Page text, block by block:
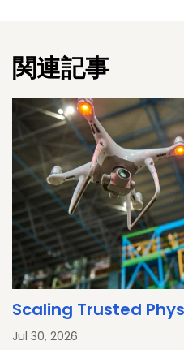
MBA from UC Berkeley’s Haas
driven by translating
market narratives.
関連記事
Scaling Trusted
Jul 30, 2026